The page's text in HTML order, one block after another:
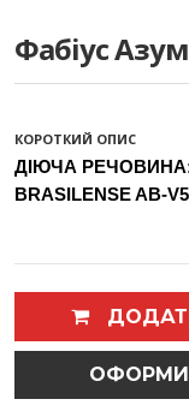
Фабіус Азум
КОРОТКИЙ ОПИС
ДІЮЧА
BRASILENSE AB-